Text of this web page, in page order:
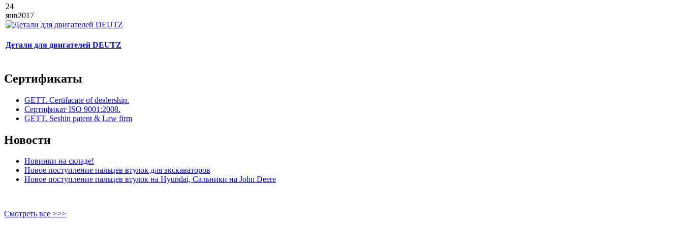
24
янв2017
Детали для двигателей DEUTZ
Сертификаты
GETT. Certifacate of dealership.
Сертификат ISO 9001:2008.
GETT. Seshin patent & Law firm
Новости
Новинки на складе!
Новое поступление пальцев втулок для экскаваторов
Новое поступление пальцев втулок на Hyundai, Сальники на John Deere
Смотреть все >>>